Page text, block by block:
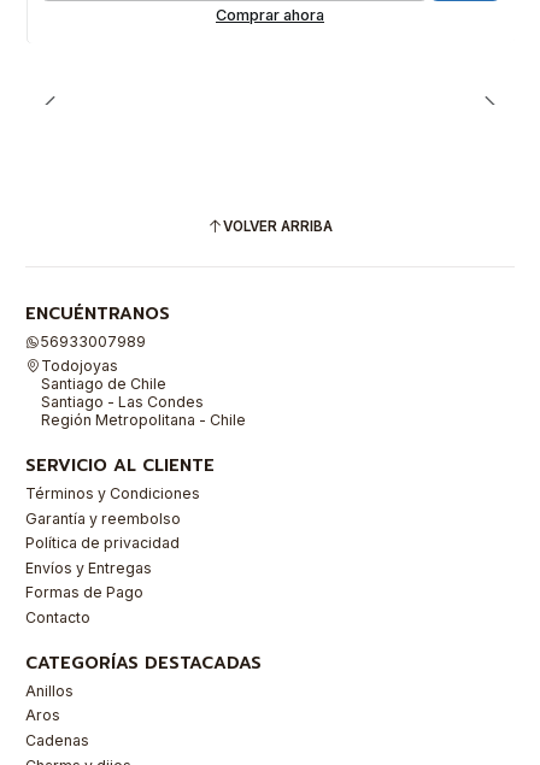
Comprar ahora
VOLVER ARRIBA
ENCUÉNTRANOS
56933007989
Todojoyas
Santiago de Chile
Santiago - Las Condes
Región Metropolitana - Chile
SERVICIO AL CLIENTE
Términos y Condiciones
Garantía y reembolso
Política de privacidad
Envíos y Entregas
Formas de Pago
Contacto
CATEGORÍAS DESTACADAS
Anillos
Aros
Cadenas